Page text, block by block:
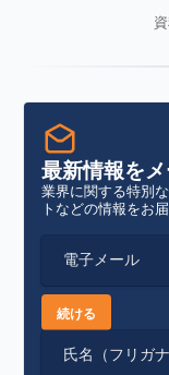
最新情報をメ
業界に関する特別
トなどの情報をお
電子メール
続ける
氏名（フリガナ